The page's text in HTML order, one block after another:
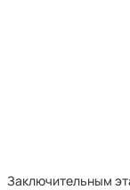
Заключительным